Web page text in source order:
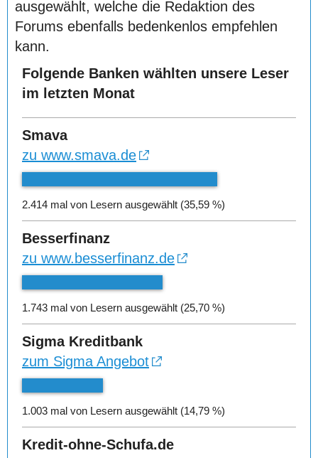
ausgewählt, welche die Redaktion des
Forums ebenfalls bedenkenlos empfehlen
kann.
Folgende Banken wählten unsere Leser
im letzten Monat
Smava
zu www.smava.de
2.414 mal von Lesern ausgewählt (35,59 %)
Besserfinanz
zu www.besserfinanz.de
1.743 mal von Lesern ausgewählt (25,70 %)
Sigma Kreditbank
zum Sigma Angebot
1.003 mal von Lesern ausgewählt (14,79 %)
Kredit-ohne-Schufa.de